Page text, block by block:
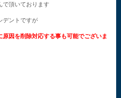
で頂いております
デントですが
原因を削除対応する事も可能でございま